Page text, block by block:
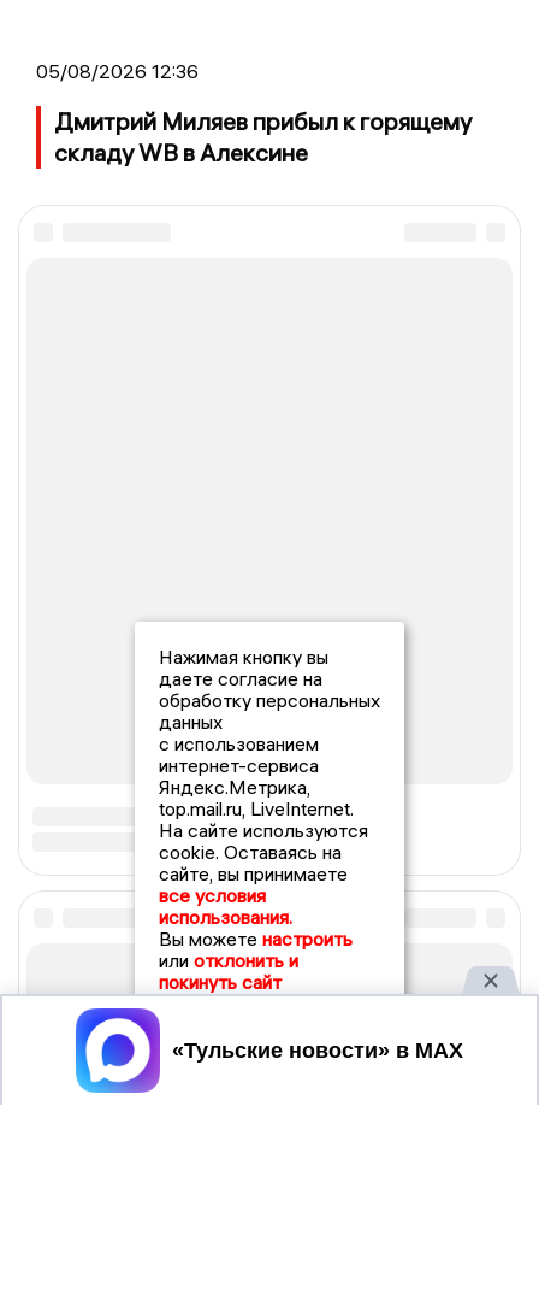
05/08/2026 12:36
Дмитрий Миляев прибыл к горящему
складу WB в Алексине
Нажимая кнопку вы
даете согласие на
обработку персональных
данных
с использованием
интернет-сервиса
Яндекс.Метрика,
top.mail.ru, LiveInternet.
На сайте используются
cookie. Оставаясь на
сайте, вы принимаете
все условия
использования.
Вы можете настроить
или отклонить и
покинуть сайт
Принять